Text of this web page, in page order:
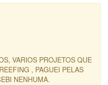
VARIOS PROJETOS QUE
, PAGUEI PELAS
NENHUMA.